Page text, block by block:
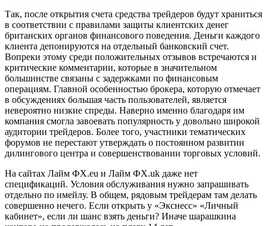
Так, после открытия счета средства трейдеров будут храниться
в соответствии с правилами защиты клиентских денег
британских органов финансового поведения. Деньги каждого
клиента депонируются на отдельный банковский счет.
Вопреки этому среди положительных отзывов встречаются и
критические комментарии, которые в значительном
большинстве связаны с задержками по финансовым
операциям. Главной особенностью брокера, которую отмечает
в обсуждениях большая часть пользователей, является
невероятно низкие спреды. Наверно именно благодаря им
компания смогла завоевать популярность у довольно широкой
аудитории трейдеров. Более того, участники тематических
форумов не перестают утверждать о постоянном развитии
дилингового центра и совершенствовании торговых условий.
На сайтах Лайм ФХ.eu и Лайм ФХ.uk даже нет
спецификаций. Условия обслуживания нужно запрашивать
отдельно по имейлу. В общем, рядовым трейдерам там делать
совершенно нечего. Если открыть у «Экснесс» «Личный
кабинет», если ли шанс взять деньги? Иначе шарашкина